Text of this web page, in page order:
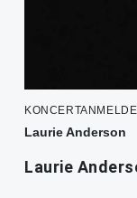
Laurie Anderson
Laurie